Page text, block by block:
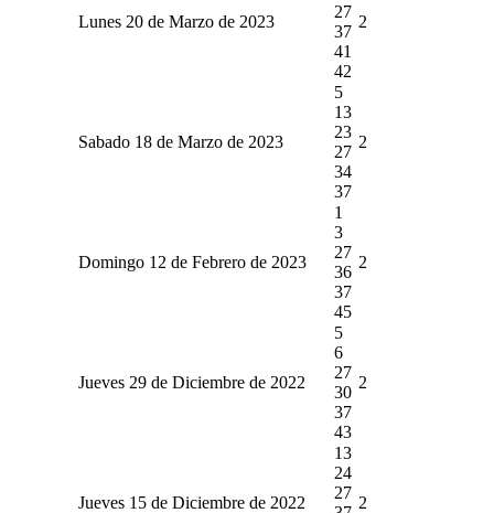
Lunes 20 de Marzo de 2023
27
37
41
42
2
Sabado 18 de Marzo de 2023
5
13
23
27
34
37
2
Domingo 12 de Febrero de 2023
1
3
27
36
37
45
2
Jueves 29 de Diciembre de 2022
5
6
27
30
37
43
2
Jueves 15 de Diciembre de 2022
13
24
27
2